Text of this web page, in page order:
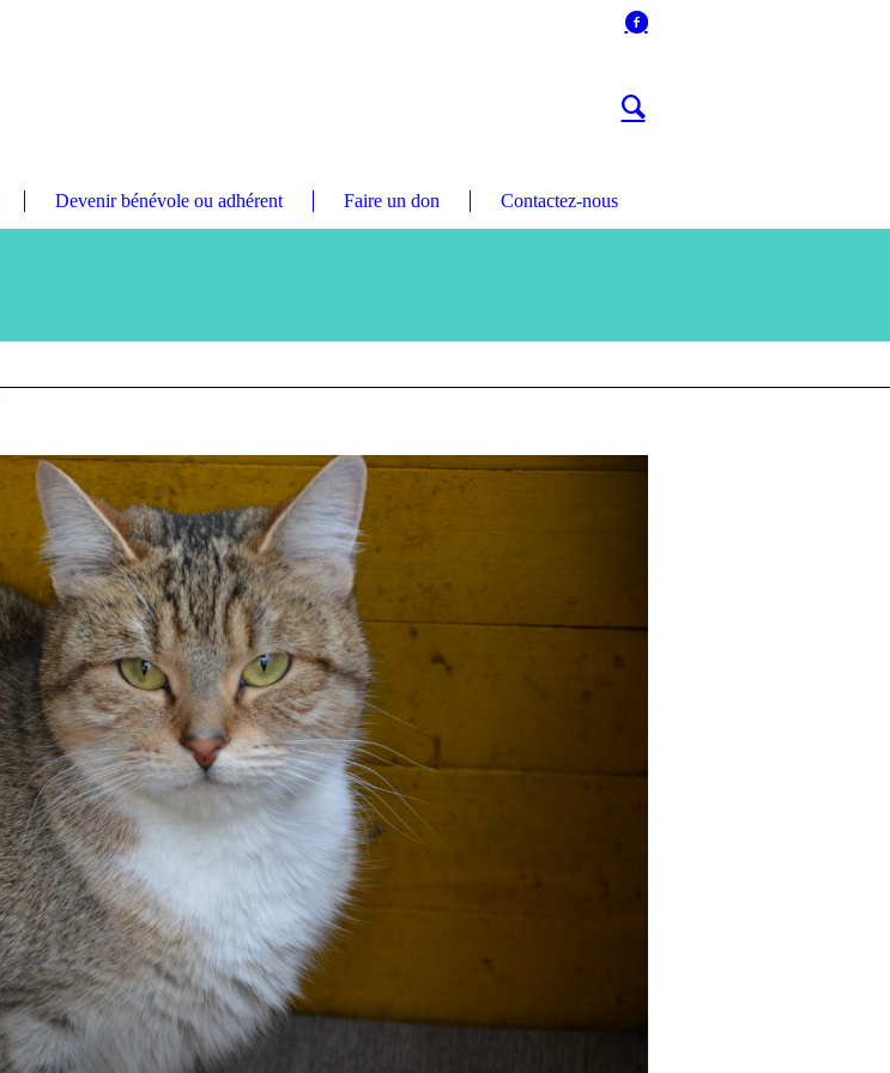
Devenir bénévole ou adhérent Faire un don Contactez-nous